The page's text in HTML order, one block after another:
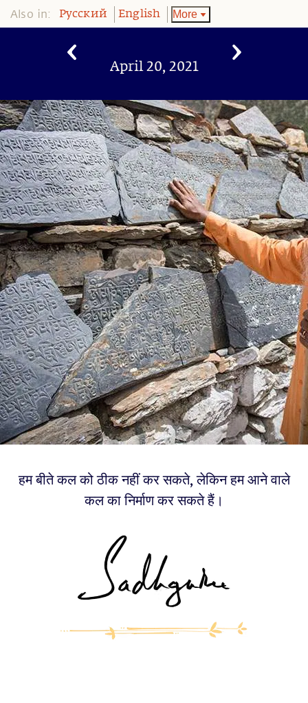
Also in: Pусский English More
April 20, 2021
हम बीते कल को ठीक नहीं कर सकते, लेकिन हम आने वाले
कल का निर्माण कर सकते हैं।